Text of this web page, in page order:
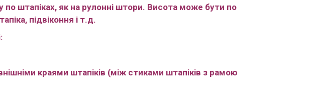
по штапіках, як на рулонні штори. Висота може бути по
підвіконня і т.д.
краями штапіків (між стиками штапіків з рамою